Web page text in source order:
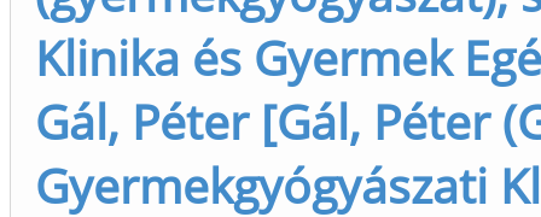
Klinika és Gyermek
Gál, Péter [Gál, Péter
Gyermekgyógyászati